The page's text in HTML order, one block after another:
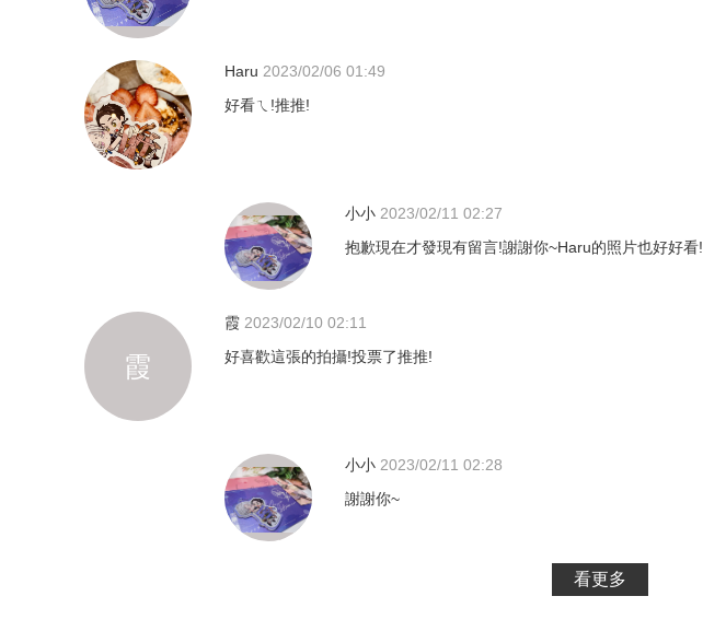
Haru 2023/02/06 01:49
好看ㄟ!推推!
小小 2023/02/11 02:27
抱歉現在才發現有留言!謝謝你~Haru的照片也好好看!
霞
霞 2023/02/10 02:11
好喜歡這張的拍攝!投票了推推!
小小 2023/02/11 02:28
謝謝你~